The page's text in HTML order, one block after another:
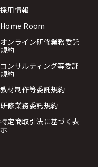
採用情報
Home Room
オンライン研修業務委託
規約
コンサルティング等委託
規約
教材制作等委託規約
研修業務委託規約
特定商取引法に基づく表
示